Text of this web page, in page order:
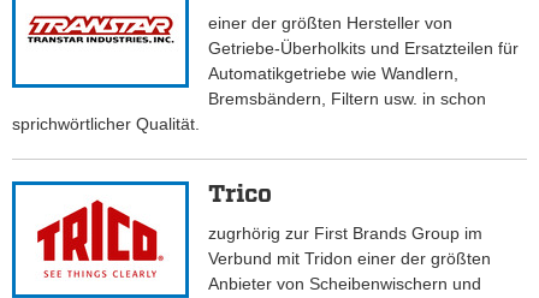
einer der größten Hersteller von
Getriebe-Überholkits und Ersatzteilen für
Automatikgetriebe wie Wandlern,
Bremsbändern, Filtern usw. in schon
sprichwörtlicher Qualität.
Trico
zugrhörig zur First Brands Group im
Verbund mit Tridon einer der größten
Anbieter von Scheibenwischern und